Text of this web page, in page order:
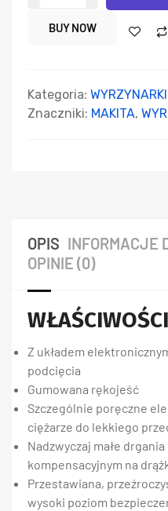
BUY NOW
Kategoria: WYRZYNARKI
Znaczniki: MAKITA,
OPIS INFORMACJE
OPINIE (0)
WŁAŚCIWOŚCI
Z układem
podcięcia
Gumowana rękojeść
Szczególnie poręczne
ciężarze do lekkiego
Nadzwyczaj małe
kompensacyjnym na
Przestawiana,
wysoki poziom